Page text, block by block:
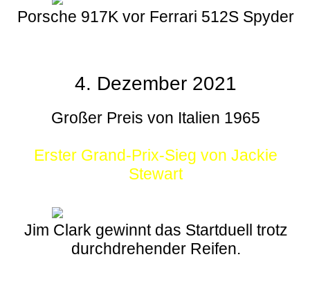
Porsche 917K vor Ferrari 512S Spyder
4. Dezember 2021
Großer Preis von Italien 1965
Erster Grand-Prix-Sieg von Jackie
Stewart
Jim Clark gewinnt das Startduell trotz
durchdrehender Reifen.